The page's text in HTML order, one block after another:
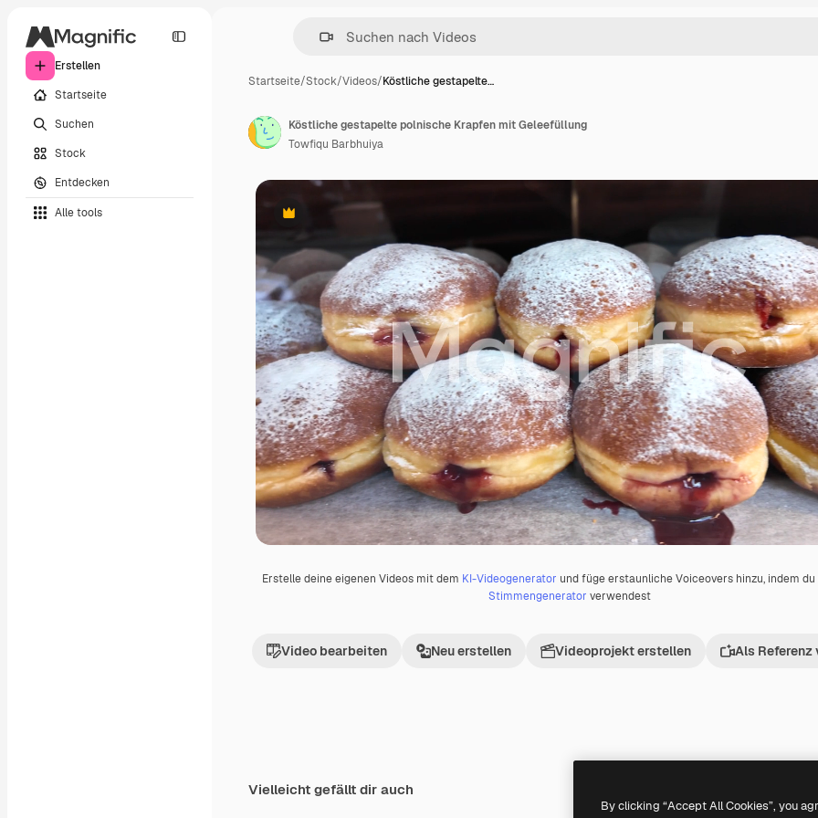
Erstellen
Startseite
Suchen
Stock
Entdecken
Alle tools
Startseite/Stock/Videos/Köstliche gestapelte…
Premium
Erstelle deine eigenen Videos mit dem KI-Videogenerator und füge erstaunliche Voiceovers hinzu, indem du
Stimmengenerator verwendest
Video bearbeiten Neu erstellen Videoprojekt erstellen Als Referenz
Köstliche gestapelte polnische Krapfen mit Geleefüllung
Towfiqu Barbhuiya
Vielleicht gefällt dir auch
By clicking “Accept All Cookies”, you